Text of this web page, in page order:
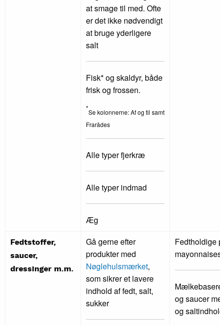
at smage til med. Ofte
er det ikke nødvendigt
at bruge yderligere
salt
Fisk* og skaldyr, både
frisk og frossen.
*
Se kolonnerne: Af og til samt
Frarådes
Alle typer fjerkræ
Alle typer indmad
Æg
Fedtstoffer,
saucer,
dressinger m.m.
Gå gerne efter
produkter med
Nøglehulsmærket,
som sikrer et lavere
indhold af fedt, salt,
sukker
Fedtholdige
og saucer
og